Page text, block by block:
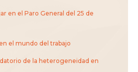
en el Paro General del 25 de
el mundo del trabajo
de la heterogeneidad en